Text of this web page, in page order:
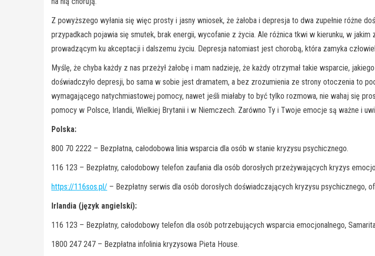
Z powyższego wyłania się więc prosty i jasny wniosek, że żałoba i depresja to dwa zupełnie różne
przypadkach pojawia się smutek, brak energii, wycofanie z życia. Ale różnica tkwi w kierunku, w
prowadzącym ku akceptacji i dalszemu życiu. Depresja natomiast jest chorobą, która zamyka
Myślę, że chyba każdy z nas przeżył żałobę i mam nadzieję, że każdy otrzymał takie wsparcie,
doświadczyło depresji, bo sama w sobie jest dramatem, a bez zrozumienia ze strony otoczenia to
wymagającego natychmiastowej pomocy, nawet jeśli miałaby to być tylko rozmowa, nie wahaj się
pomocy w Polsce, Irlandii, Wielkiej Brytanii i w Niemczech. Zarówno Ty i Twoje emocje są ważne i
Polska:
800 70 2222 – Bezpłatna, całodobowa linia wsparcia dla osób w stanie kryzysu psychicznego.
116 123 – Bezpłatny, całodobowy telefon zaufania dla osób dorosłych przeżywających kryzys
https://116sos.pl/ – Bezpłatny serwis dla osób dorosłych doświadczających kryzysu
Irlandia (język angielski):
116 123 – Bezpłatny, całodobowy telefon dla osób potrzebujących wsparcia emocjonalnego,
1800 247 247 – Bezpłatna infolinia kryzysowa Pieta House.